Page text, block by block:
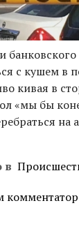
с кушем в
кивая в
«мы бы
на
в